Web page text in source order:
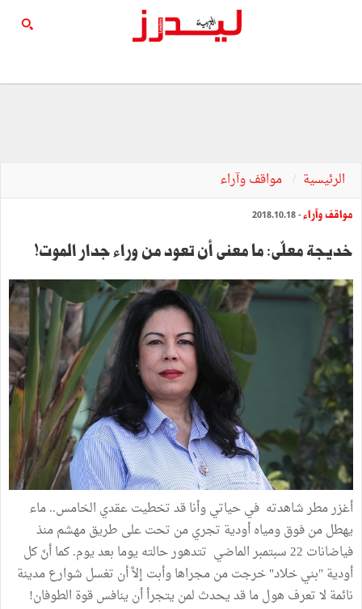
الرئيسية مواقف وآراء
مواقف وآراء- 2018.10.18
خديجة معلّى: ما معنى أن تعود من وراء جدار الموت!
أغزر مطر شاهدته في حياتي وأنا قد تخطيت عقدي الخامس.. ماء
يهطل من فوق ومياه أودية تجري من تحت على طريق مهشم منذ
فياضانات 22 سبتمبر الماضي تتدهور حالته يوما بعد يوم. كما أنّ كل
أودية "بني خلاد" خرجت من مجراها وأبت إلاَّ أن تغسل شوارع مدينة
نائمة لا تعرف هول ما قد يحدث لمن يتجرأ أن ينافس قوة الطوفان!